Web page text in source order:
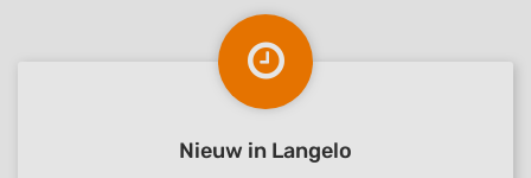
Nieuw in Langelo